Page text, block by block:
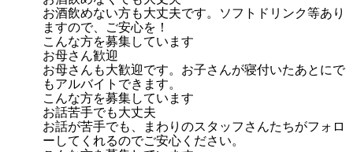
お酒飲めない方も大丈夫です。ソフトドリンク等あり
ますので、ご安心を！
こんな方を募集しています
お母さん歓迎
お母さんも大歓迎です。お子さんが寝付いたあとにで
もアルバイトできます。
こんな方を募集しています
お話苦手でも大丈夫
お話が苦手でも、まわりのスタッフさんたちがフォロ
ーしてくれるのでご安心ください。